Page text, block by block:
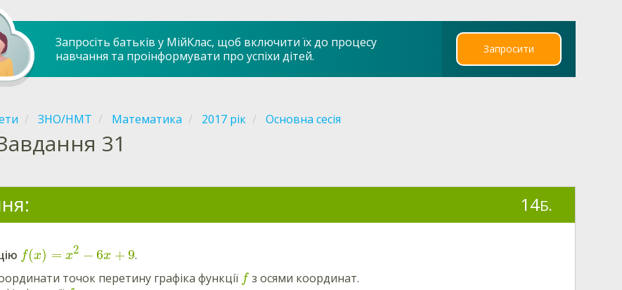
Запросіть батьків у МійКлас, щоб включити їх до процесу
навчання та проінформувати про успіхи дітей.
Запросити
ЗНО/НМТ Математика 2017 рік Основна сесія
31
14Б.
f(x) = x2 − 6x +9.
точок перетину графіка функції f з осями координат.